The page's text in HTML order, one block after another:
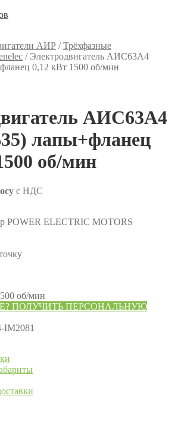
АИР /Трёхфазные
/ Электродвигатель АИС63А4
0,12 кВт 1500 об/мин
АИС63А4
лапы+фланец
об/мин
с НДС
POWER ELECTRIC MOTORS
об/мин
ПОЛУЧИТЬ ПЕРСОНАЛЬНУЮ